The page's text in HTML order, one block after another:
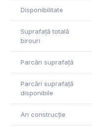
Disponibilitate
Suprafață totală
birouri
Parcări suprafață
Parcări suprafață
disponibile
An construcție